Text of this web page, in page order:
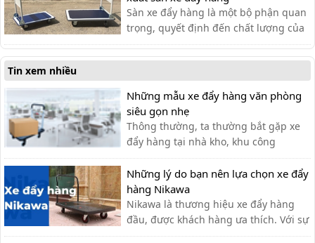
Sàn xe đẩy hàng là một bộ phận quan
trọng, quyết định đến chất lượng của
xe đẩy. Lựa chọn chất liệu phù hợp
giúp bạn có được chiếc xe đẩy hàng
Tin xem nhiều
Những mẫu xe đẩy hàng văn phòng
siêu gọn nhẹ
Thông thường, ta thường bắt gặp xe
đẩy hàng tại nhà kho, khu công
nghiệp, siêu thị,… với lượng hàng hóa
cần di chuyển lớn. Tuy nhiên, xe đẩy
hàng cũng có thể được sử dụng tạo
văn phòng cho nhiều công việc khác
nhau như: chở tài liệu, chở bình n...
Những lý do bạn nên lựa chọn xe đẩy
hàng Nikawa
Nikawa là thương hiệu xe đẩy hàng
đầu, được khách hàng ưa thích. Với sự
tiện lợi, bền đẹp, xe đẩy hàng Nikawa